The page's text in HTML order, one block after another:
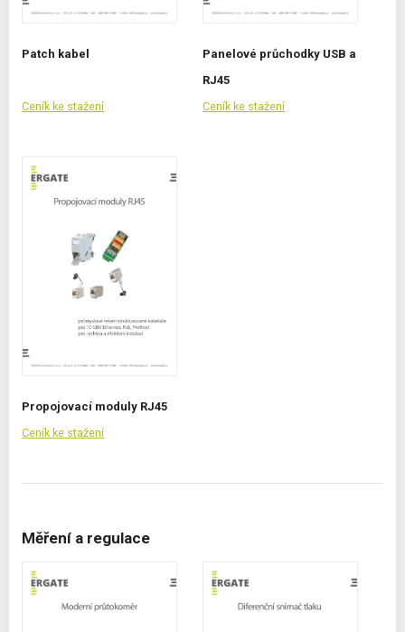
Patch kabel
Panelové průchodky USB a
RJ45
Ceník ke stažení
Ceník ke stažení
Propojovací moduly RJ45
Ceník ke stažení
Měření a regulace